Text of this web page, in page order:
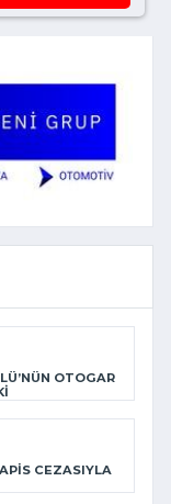
OTOGAR
CEZASIYLA